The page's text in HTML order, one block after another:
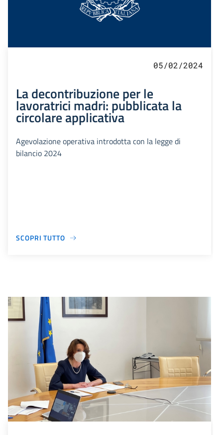
05/02/2024
La decontribuzione per le
lavoratrici madri: pubblicata la
circolare applicativa
Agevolazione operativa introdotta con la legge di
bilancio 2024
SCOPRI TUTTO